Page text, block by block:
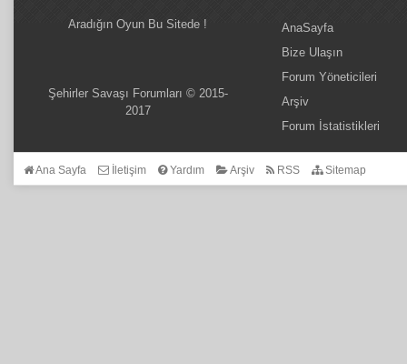
Aradığın Oyun Bu Sitede !
Şehirler Savaşı Forumları © 2015-
2017
AnaSayfa
Bize Ulaşın
Forum Yöneticileri
Arşiv
Forum İstatistikleri
Ana Sayfa İletişim Yardım Arşiv RSS Sitemap